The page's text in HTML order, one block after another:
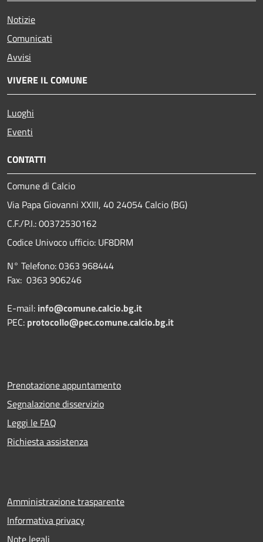
Notizie
Comunicati
Avvisi
VIVERE IL COMUNE
Luoghi
Eventi
CONTATTI
Comune di Calcio
Via Papa Giovanni XXIII, 40 24054 Calcio (BG)
C.F./P.I.: 00372530162
Codice Univoco ufficio: UF8DRM
N° Telefono: 0363 968444
Fax: 0363 906246
E-mail: info@comune.calcio.bg.it
PEC: protocollo@pec.comune.calcio.bg.it
Prenotazione appuntamento
Segnalazione disservizio
Leggi le FAQ
Richiesta assistenza
Amministrazione trasparente
Informativa privacy